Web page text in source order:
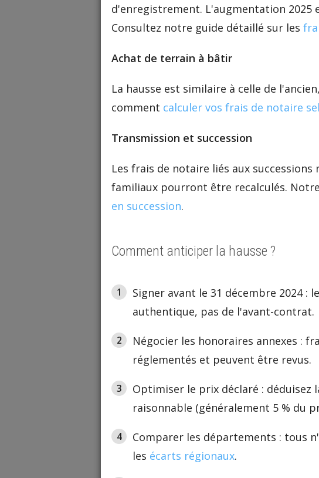
d'enregistrement. L'augmentation 2025
Consultez notre guide détaillé sur les
Achat de terrain à bâtir
La hausse est similaire à celle de
comment calculer vos frais de notaire
Transmission et succession
Les frais de notaire liés aux
familiaux pourront être recalculés.
en succession.
Comment anticiper la hausse ?
Signer avant le 31 décembre 2024
authentique, pas de l'avant-contrat.
Négocier les honoraires annexes :
réglementés et peuvent être revus.
Optimiser le prix déclaré : déduisez
raisonnable (généralement 5 % du
Comparer les départements : tous
les écarts régionaux.